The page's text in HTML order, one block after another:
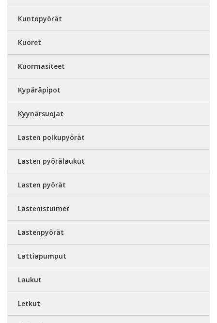
Kuntopyörät
Kuoret
Kuormasiteet
Kypäräpipot
Kyynärsuojat
Lasten polkupyörät
Lasten pyörälaukut
Lasten pyörät
Lastenistuimet
Lastenpyörät
Lattiapumput
Laukut
Letkut